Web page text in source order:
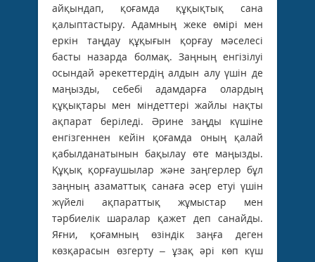
айқындап, қоғамда құқықтық сана
қалыптастыру. Адамның жеке өмірі мен
еркін таңдау құқығын қорғау мәселесі
басты назарда болмақ. Заңның енгізілуі
осындай әрекеттердің алдын алу үшін де
маңызды, себебі адамдарға олардың
құқықтары мен міндеттері жайлы нақты
ақпарат беріледі. Әрине заңды күшіне
енгізгеннен кейін қоғамда оның қалай
қабылданатынын бақылау өте маңызды.
Құқық қорғаушылар және заңгерлер бұл
заңның азаматтық санаға әсер етуі үшін
жүйелі ақпараттық жұмыстар мен
тәрбиелік шаралар қажет деп санайды.
Яғни, қоғамның өзіндік заңға деген
көзқарасын өзгерту – ұзақ әрі көп күш